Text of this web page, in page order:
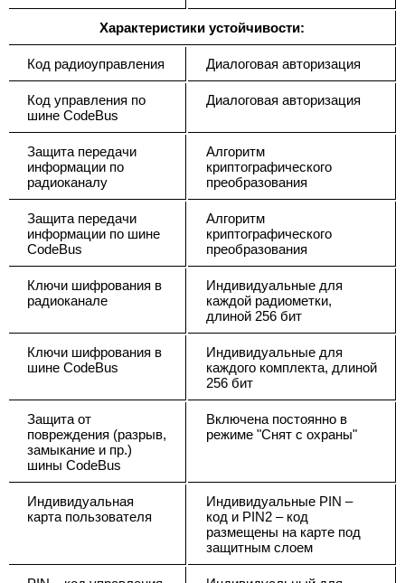
Характеристики устойчивости:
Код радиоуправления Диалоговая авторизация
Код управления по
шине CodeBus
Диалоговая авторизация
Защита передачи
информации по
радиоканалу
Алгоритм
криптографического
преобразования
Защита передачи
информации по шине
CodeBus
Алгоритм
криптографического
преобразования
Ключи шифрования в
радиоканале
Индивидуальные для
каждой радиометки,
длиной 256 бит
Ключи шифрования в
шине CodeBus
Индивидуальные для
каждого комплекта, длиной
256 бит
Защита от
повреждения (разрыв,
замыкание и пр.)
шины CodeBus
Включена постоянно в
режиме "Снят с охраны"
Индивидуальная
карта пользователя
Индивидуальные PIN –
код и PIN2 – код
размещены на карте под
защитным слоем